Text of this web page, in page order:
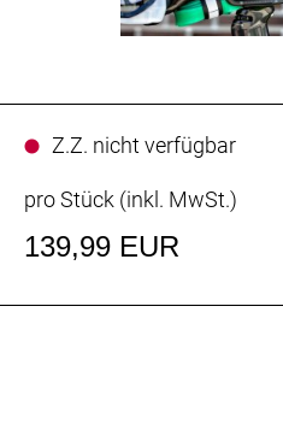
Z.Z. nicht verfügbar
pro Stück (inkl. MwSt.)
139,99 EUR